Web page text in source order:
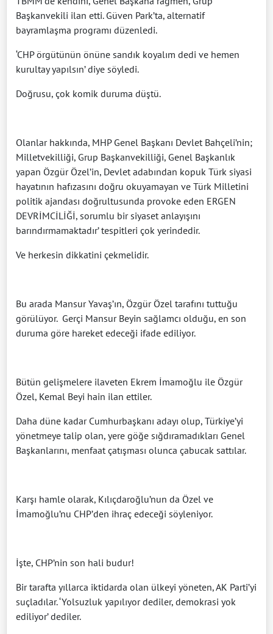
Başkanvekili ilan etti. Güven Park’ta, alternatif
bayramlaşma programı düzenledi.
‘CHP örgütünün önüne sandık koyalım dedi ve hemen
kurultay yapılsın’ diye söyledi.
Doğrusu, çok komik duruma düştü.
Olanlar hakkında, MHP Genel Başkanı Devlet Bahçeli’nin;
Milletvekilliği, Grup Başkanvekilliği, Genel Başkanlık
yapan Özgür Özel’in, Devlet adabından kopuk Türk siyasi
hayatının hafızasını doğru okuyamayan ve Türk Milletini
politik ajandası doğrultusunda provoke eden ERGEN
DEVRİMCİLİĞİ, sorumlu bir siyaset anlayışını
barındırmamaktadır’ tespitleri çok yerindedir.
Ve herkesin dikkatini çekmelidir.
Bu arada Mansur Yavaş’ın, Özgür Özel tarafını tuttuğu
görülüyor. Gerçi Mansur Beyin sağlamcı olduğu, en son
duruma göre hareket edeceği ifade ediliyor.
Bütün gelişmelere ilaveten Ekrem İmamoğlu ile Özgür
Özel, Kemal Beyi hain ilan ettiler.
Daha düne kadar Cumhurbaşkanı adayı olup, Türkiye’yi
yönetmeye talip olan, yere göğe sığdıramadıkları Genel
Başkanlarını, menfaat çatışması olunca çabucak sattılar.
Karşı hamle olarak, Kılıçdaroğlu’nun da Özel ve
İmamoğlu’nu CHP’den ihraç edeceği söyleniyor.
İşte, CHP’nin son hali budur!
Bir tarafta yıllarca iktidarda olan ülkeyi yöneten, AK Parti’yi
suçladılar. ‘Yolsuzluk yapılıyor dediler, demokrasi yok
ediliyor’ dediler.